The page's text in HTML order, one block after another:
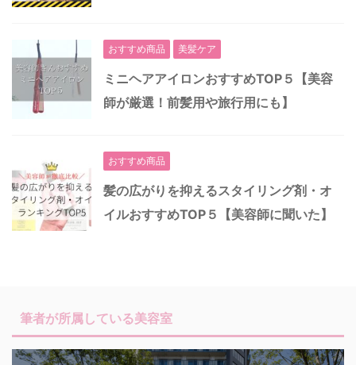
おすすめ商品 美髪ケア
ミニヘアアイロンおすすめTOP５【美容
師が厳選！前髪用や旅行用にも】
おすすめ商品
髪の広がりを抑えるスタイリング剤・オ
イルおすすめTOP５【美容師に聞いた】
筆者が所属している美容室